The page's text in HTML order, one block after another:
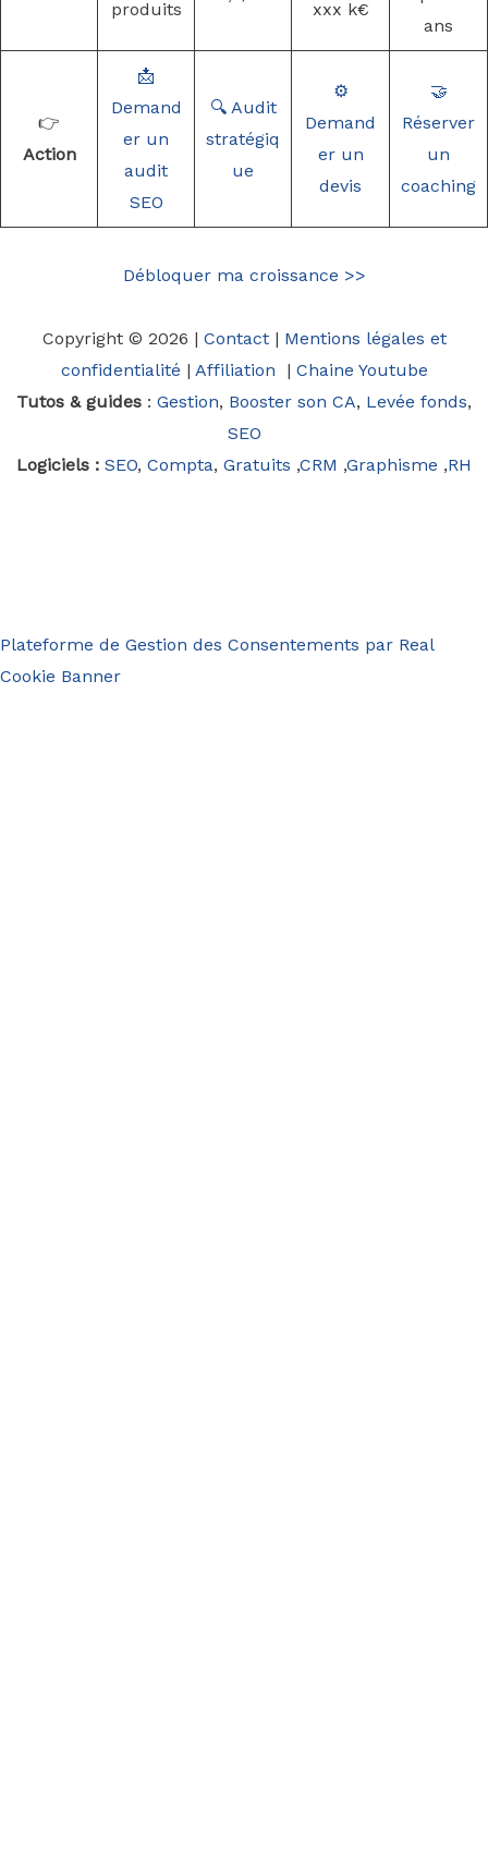
produits
xxx k€
ans
👉
Action
📩
Demand
er un
audit
SEO
🔍 Audit
stratégiq
ue
⚙️
Demand
er un
devis
🤝
Réserver
un
coaching
Débloquer ma croissance >>
Copyright © 2026 | Contact| Mentions légales et
confidentialité | Affiliation | Chaine Youtube
Tutos & guides : Gestion, Booster son CA, Levée fonds,
SEO
Logiciels : SEO, Compta, Gratuits ,CRM ,Graphisme ,RH
Plateforme de Gestion des Consentements par Real
Cookie Banner